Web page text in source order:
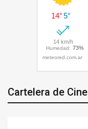
Cartelera de Cine